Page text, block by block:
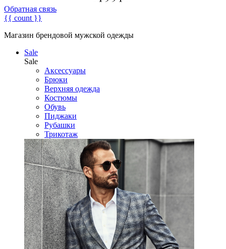
Обратная связь
{{ count }}
Магазин брендовой мужской одежды
Sale
Sale
Аксессуары
Брюки
Верхняя одежда
Костюмы
Обувь
Пиджаки
Рубашки
Трикотаж